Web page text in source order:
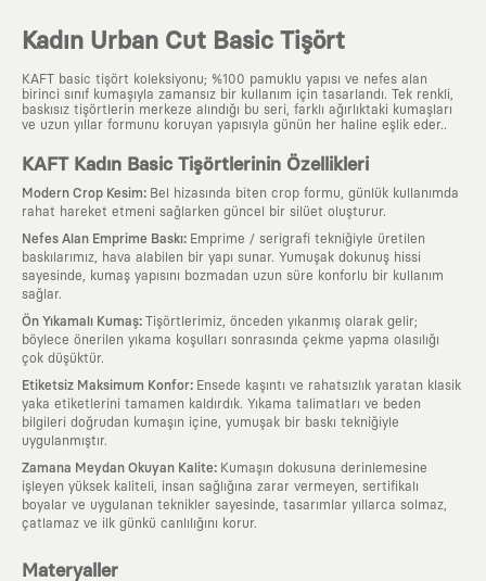
Kadın Urban Cut Basic Tişört
KAFT basic tişört koleksiyonu; %100 pamuklu yapısı ve nefes alan
birinci sınıf kumaşıyla zamansız bir kullanım için tasarlandı. Tek renkli,
baskısız tişörtlerin merkeze alındığı bu seri, farklı ağırlıktaki kumaşları
ve uzun yıllar formunu koruyan yapısıyla günün her haline eşlik eder..
KAFT Kadın Basic Tişörtlerinin Özellikleri
Modern Crop Kesim: Bel hizasında biten crop formu, günlük kullanımda
rahat hareket etmeni sağlarken güncel bir silüet oluşturur.
Nefes Alan Emprime Baskı: Emprime / serigrafi tekniğiyle üretilen
baskılarımız, hava alabilen bir yapı sunar. Yumuşak dokunuş hissi
sayesinde, kumaş yapısını bozmadan uzun süre konforlu bir kullanım
sağlar.
Ön Yıkamalı Kumaş: Tişörtlerimiz, önceden yıkanmış olarak gelir;
böylece önerilen yıkama koşulları sonrasında çekme yapma olasılığı
çok düşüktür.
Etiketsiz Maksimum Konfor: Ensede kaşıntı ve rahatsızlık yaratan klasik
yaka etiketlerini tamamen kaldırdık. Yıkama talimatları ve beden
bilgileri doğrudan kumaşın içine, yumuşak bir baskı tekniğiyle
uygulanmıştır.
Zamana Meydan Okuyan Kalite: Kumaşın dokusuna derinlemesine
işleyen yüksek kaliteli, insan sağlığına zarar vermeyen, sertifikalı
boyalar ve uygulanan teknikler sayesinde, tasarımlar yıllarca solmaz,
çatlamaz ve ilk günkü canlılığını korur.
Materyaller